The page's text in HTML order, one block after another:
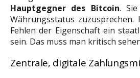
Hauptgegner des Bitcoin.
Währungsstatus zuzusprechen.
Fehlen der Eigenschaft ein
sein. Das muss man kritisch
Zentrale, digitale